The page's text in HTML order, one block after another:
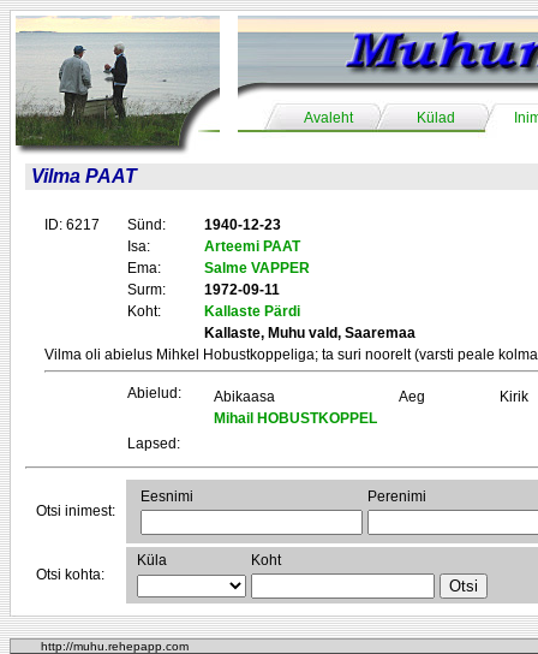
Avaleht Külad
Vilma PAAT
ID: 6217 Sünd:
1940-12-23
Isa:
Arteemi PAAT
Ema:
Salme VAPPER
Surm:
1972-09-11
Koht:
Kallaste Pärdi
Kallaste, Muhu vald, Saaremaa
Vilma oli abielus Mihkel Hobustkoppeliga; ta suri noorelt (varsti peale
Abielud: Abikaasa Aeg
Kirik
Mihail HOBUSTKOPPEL
Lapsed:
Otsi inimest:
Eesnimi Perenimi
Otsi kohta:
Küla Koht
http://muhu.rehepapp.com